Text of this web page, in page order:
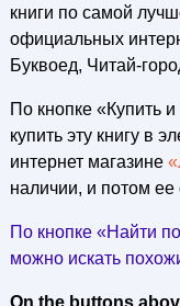
книги по самой
официальных
Буквоед, Читай-
По кнопке «Купить
купить эту книгу в
интернет магазине
наличии, и потом ее
По кнопке «Найти
можно искать
On the buttons